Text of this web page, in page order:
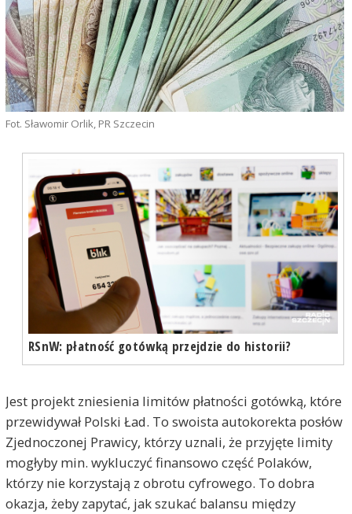
Fot. Sławomir Orlik, PR Szczecin
RSnW: płatność gotówką przejdzie do historii?
Jest projekt zniesienia limitów płatności gotówką, które
przewidywał Polski Ład. To swoista autokorekta posłów
Zjednoczonej Prawicy, którzy uznali, że przyjęte limity
mogłyby min. wykluczyć finansowo część Polaków,
którzy nie korzystają z obrotu cyfrowego. To dobra
okazja, żeby zapytać, jak szukać balansu między